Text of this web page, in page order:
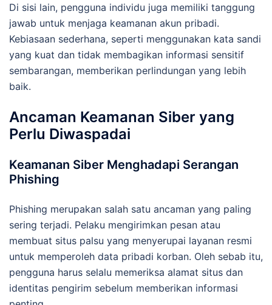
Di sisi lain, pengguna individu juga memiliki tanggung
jawab untuk menjaga keamanan akun pribadi.
Kebiasaan sederhana, seperti menggunakan kata sandi
yang kuat dan tidak membagikan informasi sensitif
sembarangan, memberikan perlindungan yang lebih
baik.
Ancaman Keamanan Siber yang
Perlu Diwaspadai
Keamanan Siber Menghadapi Serangan
Phishing
Phishing merupakan salah satu ancaman yang paling
sering terjadi. Pelaku mengirimkan pesan atau
membuat situs palsu yang menyerupai layanan resmi
untuk memperoleh data pribadi korban. Oleh sebab itu,
pengguna harus selalu memeriksa alamat situs dan
identitas pengirim sebelum memberikan informasi